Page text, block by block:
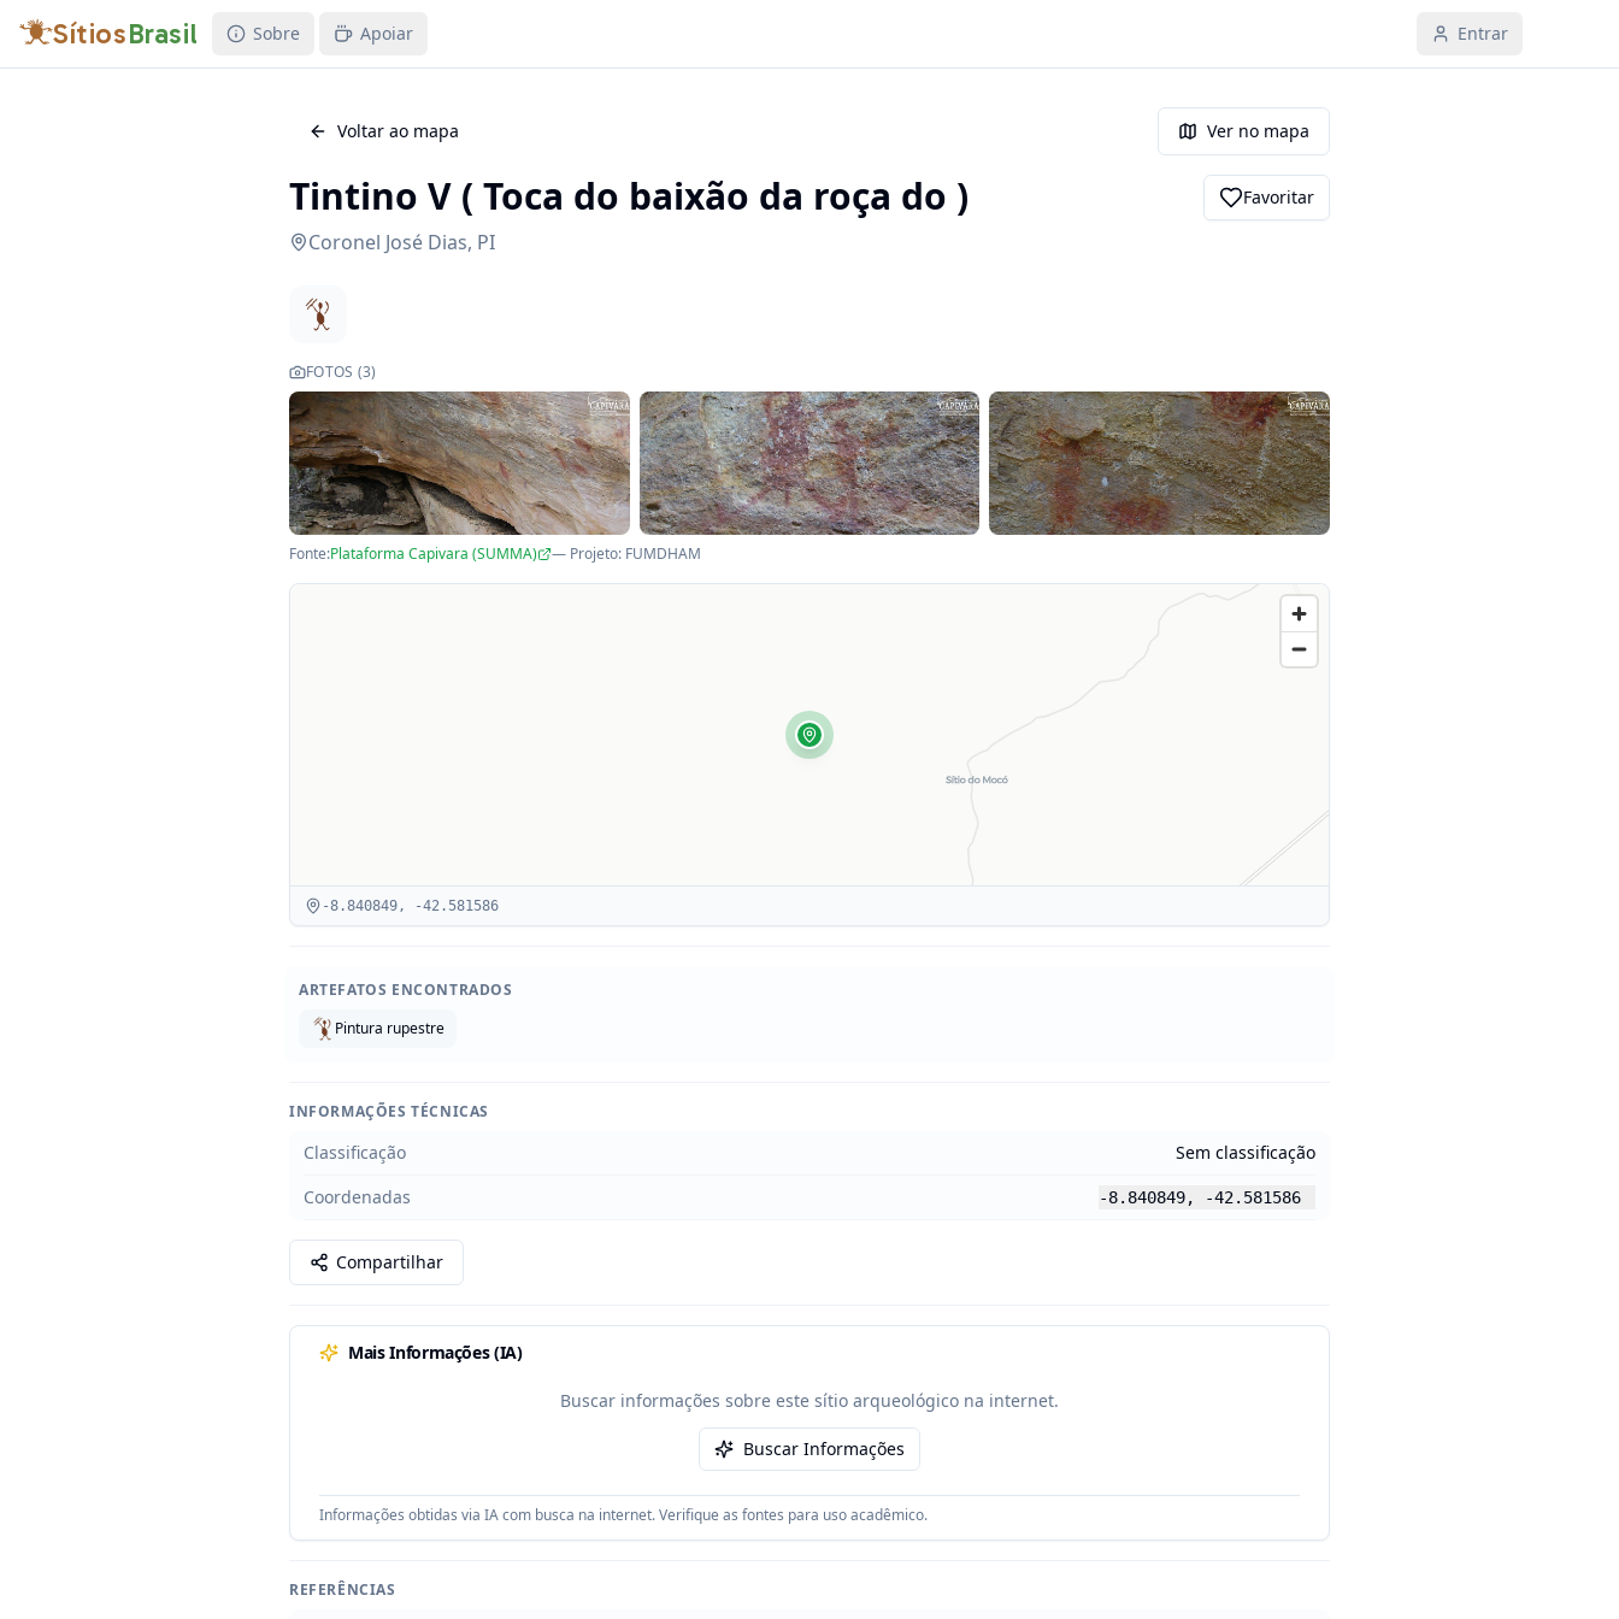
SítiosBrasil Sobre Apoiar Entrar
Voltar ao mapa Ver no mapa
Tintino V ( Toca do baixão da roça do )
Coronel José Dias, PI
Favoritar
FOTOS (3)
Fonte:Plataforma Capivara (SUMMA) — Projeto: FUMDHAM
-8.840849, -42.581586
ARTEFATOS ENCONTRADOS
Pintura rupestre
INFORMAÇÕES TÉCNICAS
Classificação
Sem classificação
Coordenadas
-8.840849, -42.581586
Compartilhar
Mais Informações (IA)
Buscar informações sobre este sítio arqueológico na internet.
Buscar Informações
Informações obtidas via IA com busca na internet. Verifique as fontes para uso acadêmico.
REFERÊNCIAS